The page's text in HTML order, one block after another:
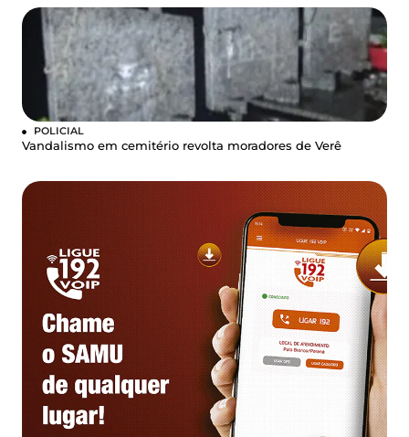
POLICIAL
Vandalismo em cemitério revolta moradores de Verê